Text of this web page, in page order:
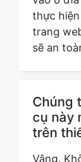
Chúng
Vâng.
mềm
cần truy
với thiết